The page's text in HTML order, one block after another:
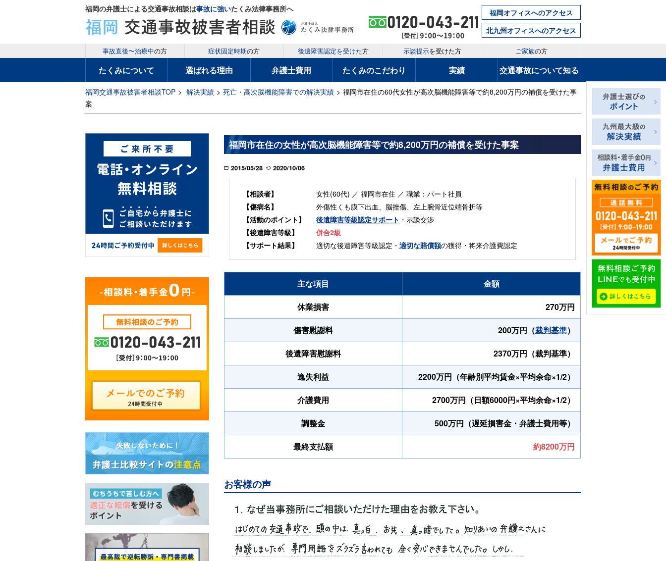
福岡の弁護士による交通事故相談は事故に強いたくみ法律事務所へ
福岡オフィスへのアクセス
北九州オフィスへのアクセス
事故直後〜治療中の方 症状固定時期の方 後遺障害認定を受けた方 示談提示を受けた方 ご家族の方
たくみについて 選ばれる理由 弁護士費用 たくみのこだわり 実績 交通事故について知る
福岡交通事故被害者相談TOP > 解決実績 > 死亡・高次脳機能障害での解決実績 > 福岡市在住の60代女性が高次脳機能障害等で約8,200万円の補償を受けた事
案
福岡市在住の女性が高次脳機能障害等で約8,200万円の補償を受けた事案
2015/05/28 2020/10/06
【相談者】 女性(60代) ／ 福岡市在住 ／ 職業：パート社員
【傷病名】 外傷性くも膜下出血、脳挫傷、左上腕骨近位端骨折等
【活動のポイント】 後遺障害等級認定サポート ・示談交渉
【後遺障害等級】
併合2級
【サポート結果】
適切な後遺障害等級認定・ 適切な賠償額の獲得・将来介護費認定
主な項目 金額
休業損害 270万円
傷害慰謝料 200万円（裁判基準）
後遺障害慰謝料 2370万円（裁判基準）
逸失利益 2200万円（年齢別平均賃金×平均余命×1/2）
介護費用 2700万円（日額6000円×平均余命×1/2）
調整金 500万円（遅延損害金・弁護士費用等）
最終支払額 約8200万円
お客様の声